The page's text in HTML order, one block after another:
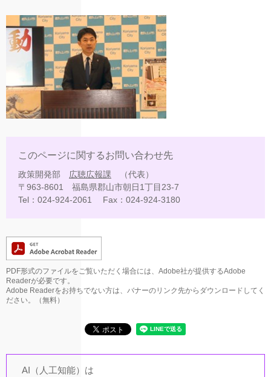
このページに関するお問い合わせ先
政策開発部 広聴広報課
代表
〒963-8601
福島県郡山市朝日1丁目23-7
Tel：024-924-2061
Fax：024-924-3180
PDF形式のファイルをご覧いただく場合には、Adobe社が提供するAdobe
Readerが必要です。
Adobe Readerをお持ちでない方は、バナーのリンク先からダウンロードしてく
ださい。（無料）
AI（人工知能）は